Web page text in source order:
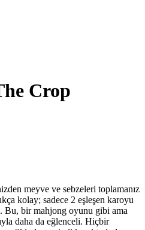
Crop
meyve ve sebzeleri toplamanız
kolay; sadece 2 eşleşen karoyu
Bu, bir mahjong oyunu gibi ama
daha da eğlenceli. Hiçbir